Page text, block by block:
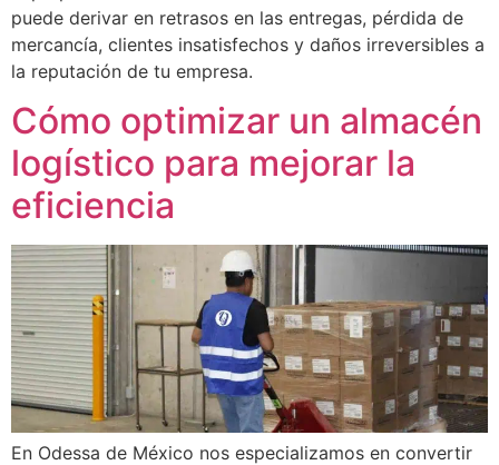
puede derivar en retrasos en las entregas, pérdida de
mercancía, clientes insatisfechos y daños irreversibles a
la reputación de tu empresa.
Cómo optimizar un almacén
logístico para mejorar la
eficiencia
En Odessa de México nos especializamos en convertir